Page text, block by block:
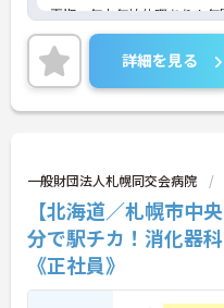
夏期・年末年始休暇あり！
も少なくプライベートな時
ご興味ある方には、面接の
細をお話致しますのでお気
詳細を見る
一般財団法人札幌同交会病院
【北海道／札幌市中
分で駅チカ！消化器
《正社員》